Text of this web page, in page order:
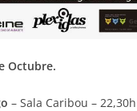
Octubre.
– Sala Caribou –